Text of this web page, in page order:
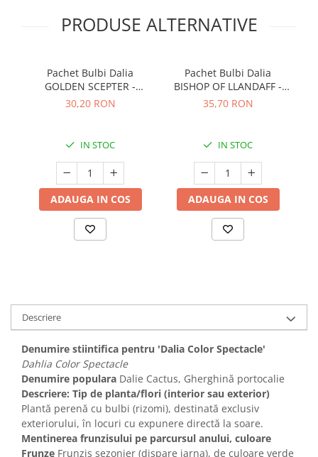
PRODUSE ALTERNATIVE
Pachet Bulbi Dalia
GOLDEN SCEPTER -
Cod:103.020
30,20 RON
IN STOC
ADAUGA IN COS
Pachet Bulbi Dalia
BISHOP OF LLANDAFF -
Cod:104.330
35,70 RON
IN STOC
ADAUGA IN COS
Descriere
Denumire stiintifica pentru 'Dalia Color Spectacle'
Dahlia Color Spectacle
Denumire populara Dalie Cactus, Gherghină portocalie
Descriere: Tip de planta/flori (interior sau exterior)
Plantă perenă cu bulbi (rizomi), destinată exclusiv
exteriorului, în locuri cu expunere directă la soare.
Mentinerea frunzisului pe parcursul anului, culoare
Frunze Frunziș sezonier (dispare iarna), de culoare verde